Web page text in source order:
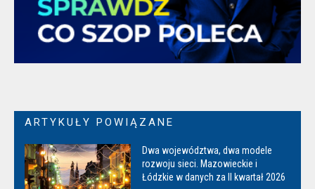
ARTYKUŁY POWIĄZANE
Dwa województwa, dwa modele
rozwoju sieci. Mazowieckie i
Łódzkie w danych za II kwartał 2026